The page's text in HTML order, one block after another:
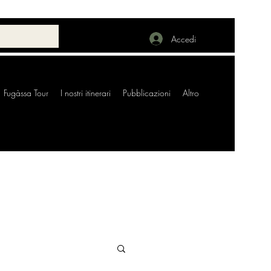
Accedi
Fugàssa Tour I nostri itinerari Pubblicazioni Altro